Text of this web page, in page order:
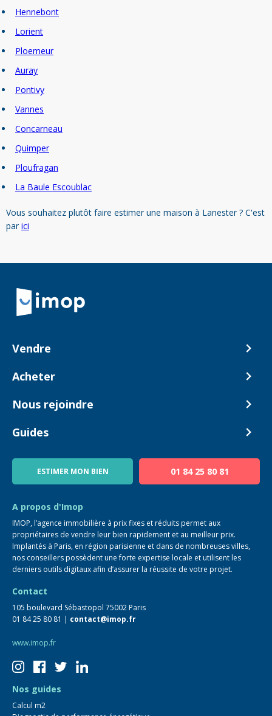
Hennebont
Lorient
Ploemeur
Auray
Pontivy
Vannes
Concarneau
Quimper
Ploufragan
La Baule Escoublac
Vous souhaitez plutôt faire estimer une maison à Lanester ? C'est
parici
Retour à la navigation principale
Vendre
Comment ça marche ?
Acheter
Biens en vente
Nous rejoindre
Devenir Conseiller
Guides
Blog
ESTIMER MON BIEN 01 84 25 80 81
A propos d'Imop
IMOP, l’agence immobilière à prix fixes et réduits permet aux
propriétaires de vendre leur bien rapidement et au meilleur prix.
Implantés à Paris, en région parisienne et dans de nombreuses villes,
nos conseillers possèdent une forte expertise locale et utilisent les
derniers outils digitaux afin d’assurer la réussite de votre projet.
Contact
105 boulevard Sébastopol 75002 Paris
01 84 25 80 81 | contact@imop.fr
www.imop.fr
Nos guides
Calcul m2